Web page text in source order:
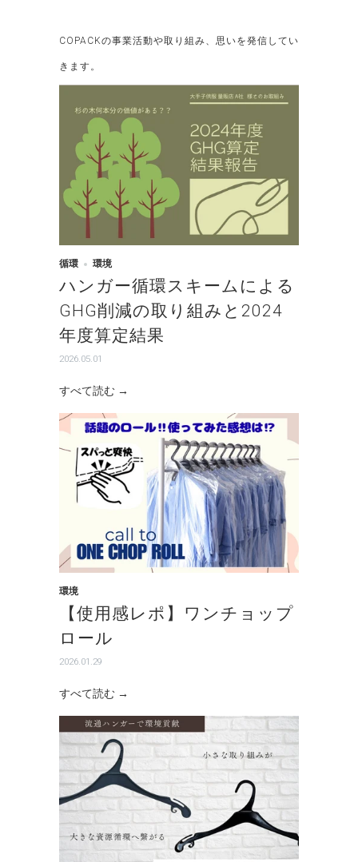
COPACKの事業活動や取り組み、思いを発信してい
きます。
循環 環境
ハンガー循環スキームによる
GHG削減の取り組みと2024
年度算定結果
2026.05.01
すべて読む →
環境
【使用感レポ】ワンチョップ
ロール
2026.01.29
すべて読む →